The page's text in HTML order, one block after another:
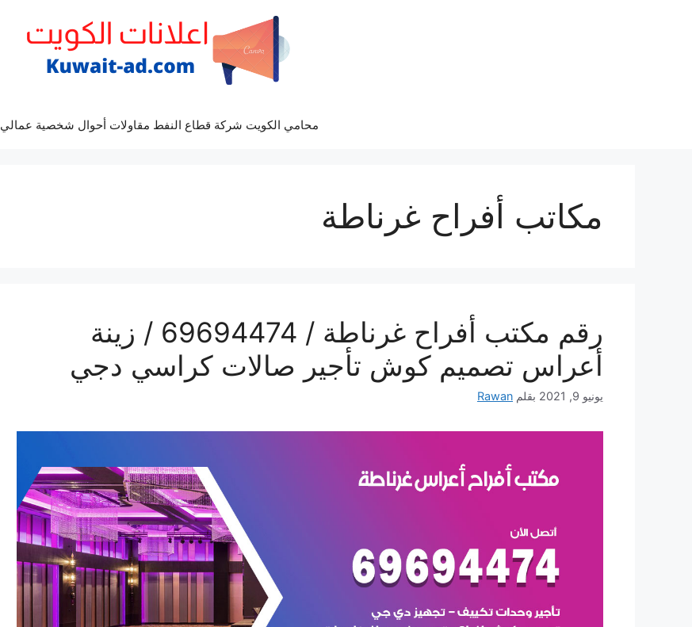
محامي الكويت شركة قطاع النفط مقاولات أحوال شخصية عمالي
مكاتب أفراح غرناطة
رقم مكتب أفراح غرناطة / 69694474 / زينة
أعراس تصميم كوش تأجير صالات كراسي دجي
يونيو 9, 2021 بقلم Rawan